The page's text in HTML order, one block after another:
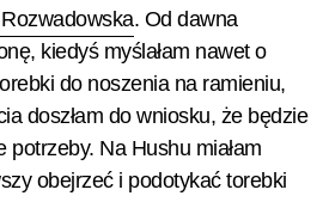
. Od dawna
kiedyś myślałam nawet o
do noszenia na ramieniu,
doszłam do wniosku, że będzie
potrzeby. Na Hushu miałam
obejrzeć i podotykać torebki